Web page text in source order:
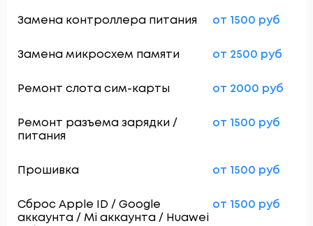
Замена контроллера питания от 1500 руб
Замена микросхем памяти от 2500 руб
Ремонт слота сим-карты от 2000 руб
Ремонт разъема зарядки /
питания
от 1500 руб
Прошивка от 1500 руб
Сброс Apple ID / Google
аккаунта / Mi аккаунта / Huawei
от 1500 руб